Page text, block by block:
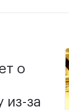
о
из-за